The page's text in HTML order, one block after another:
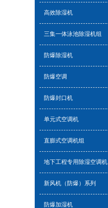
高效除湿机
三集一体泳池除湿机组
防爆除湿机
防爆空调
防爆封口机
单元式空调机
直膨式空调机组
地下工程专用除湿空调机
新风机（防爆）系列
防爆加湿机